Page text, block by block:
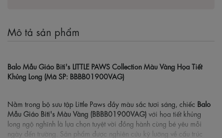
Mô tả sản phẩm
Balo Mẫu Giáo Biti's LITTLE PAWS Collection Màu Vàng Họa Tiết
Khủng Long (Mã SP: BBBB01900VAG)
Nằm trong bộ sưu tập Little Paws đầy màu sắc tươi sáng, chiếc Balo
Mẫu Giáo Biti's Màu Vàng (BBBB01900VAG) với họa tiết khủng
long ngộ nghĩnh là lựa chọn tuyệt vời đồng hành cùng bé yêu mỗi
ngày đến trường. Sản phẩm được nghiên cứu kỹ lưỡng về cấu trúc